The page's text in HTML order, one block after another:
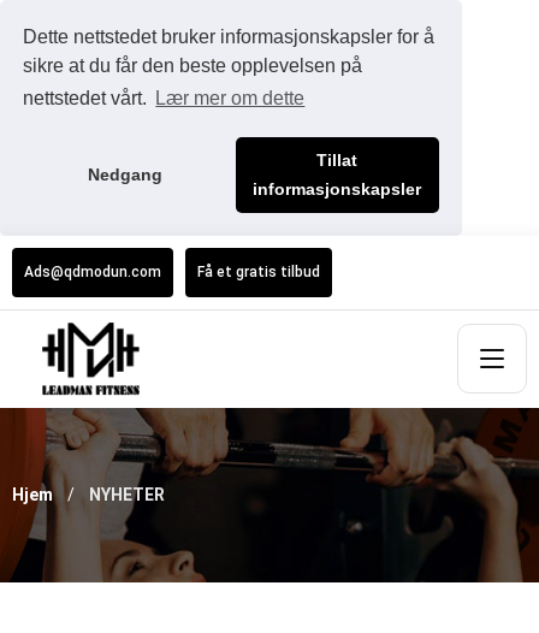
Dette nettstedet bruker informasjonskapsler for å
sikre at du får den beste opplevelsen på
nettstedet vårt.
Lær mer om dette
Nedgang
Tillat
informasjonskapsler
Ads@qdmodun.com Få et gratis tilbud
Hjem NYHETER